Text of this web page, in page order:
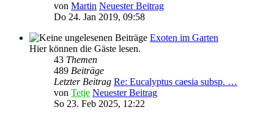
von Martin Neuester Beitrag
Do 24. Jan 2019, 09:58
Exoten im Garten
Hier können die Gäste lesen.
43 Themen
489 Beiträge
Letzter Beitrag Re: Eucalyptus caesia subsp. …
von Tetje Neuester Beitrag
So 23. Feb 2025, 12:22